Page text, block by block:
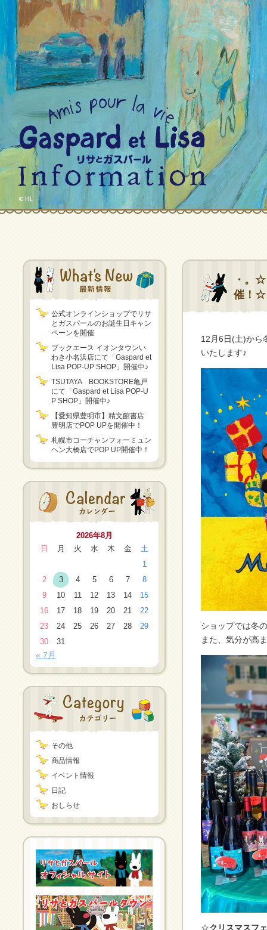
公式オンラインショップでリサ
とガスパールのお誕生日キャン
ペーンを開催
ブックエース イオンタウンい
わき小名浜店にて「Gaspard et
Lisa POP-UP SHOP」開催中♪
TSUTAYA BOOKSTORE亀戸
にて「Gaspard et Lisa POP-U
P SHOP」開催中♪
【愛知県豊明市】精文館書店
豊明店でPOP UPを開催中！
札幌市コーチャンフォーミュン
ヘン大橋店でPOP UP開催中！
2026年8月
日
月 火 水 木 金
土
1
2
3 4 5 6 7
8
9
10 11 12 13 14
15
16
17 18 19 20 21
22
23
24 25 26 27 28
29
30
31
« 7月
その他
商品情報
イベント情報
日記
おしらせ
・。
催！☆
12月6日(土)から
いたします♪
ショップでは冬
また、気分が高
☆クリスマスフ